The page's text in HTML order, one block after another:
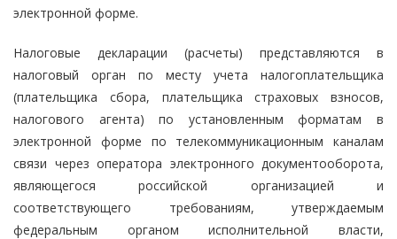
электронной форме.
Налоговые декларации (расчеты) представляются в
налоговый орган по месту учета налогоплательщика
(плательщика сбора, плательщика страховых взносов,
налогового агента) по установленным форматам в
электронной форме по телекоммуникационным каналам
связи через оператора электронного документооборота,
являющегося российской организацией и
соответствующего требованиям, утверждаемым
федеральным органом исполнительной власти,